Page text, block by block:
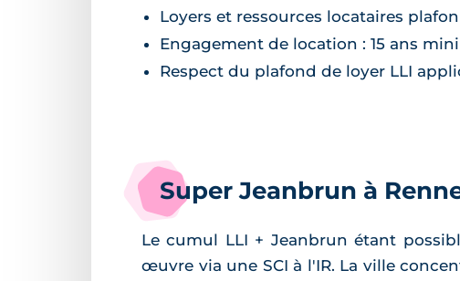
Loyers et ressources locataires
Engagement de location : 15 ans
Respect du plafond de loyer LLI
Super Jeanbrun à
Le cumul LLI + Jeanbrun étant
œuvre via une SCI à l'IR. La ville